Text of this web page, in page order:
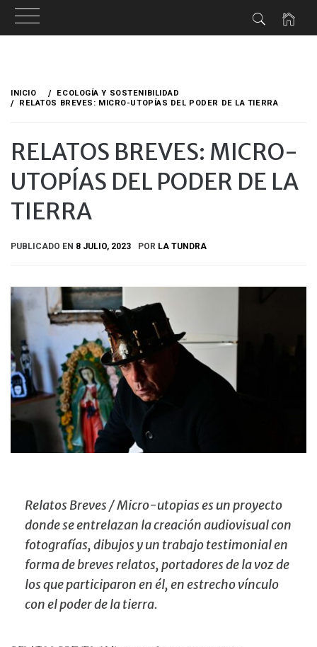
contenido
INICIO
ECOLOGÍA Y SOSTENIBILIDAD
RELATOS BREVES: MICRO-UTOPÍAS DEL PODER DE LA TIERRA
RELATOS BREVES: MICRO-
UTOPÍAS DEL PODER DE LA
TIERRA
PUBLICADO EN 8 JULIO, 2023 POR LA TUNDRA
Relatos Breves / Micro-utopias es un proyecto
donde se entrelazan la creación audiovisual con
fotografías, dibujos y un trabajo testimonial en
forma de breves relatos, portadores de la voz de
los que participaron en él, en estrecho vínculo
con el poder de la tierra.